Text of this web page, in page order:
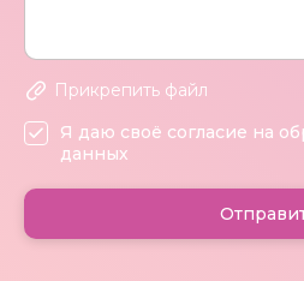
Прикрепить файл
Я даю своё согласие на
данных